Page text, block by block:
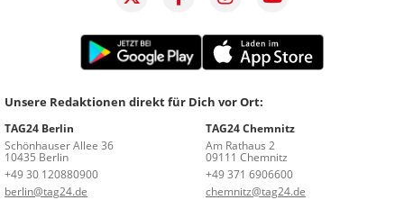
Unsere Redaktionen direkt für Dich vor Ort:
TAG24 Berlin
Schönhauser Allee 36
10435 Berlin
+49 30 120880900
berlin@tag24.de
TAG24 Chemnitz
Am Rathaus 2
09111 Chemnitz
+49 371 6906600
chemnitz@tag24.de